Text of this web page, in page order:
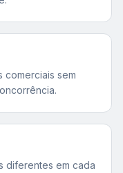
comerciais sem
diferentes em cada